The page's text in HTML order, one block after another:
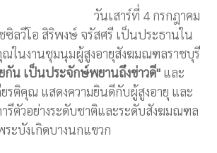
วันเสาร์ที่ 4 กรกฎาคม
ซิลวีโอ สิริพงษ์ จรัสศรี เป็นประธานใน
ในงานชุมนุมผู้สูงอายุสังฆมณฑลราชบุรี
กัน เป็นประจักษ์พยานถึงข่าวดี" และ
รติคุณ แสดงความยินดีกับผู้สูงอายุ และ
ตัวอย่างระดับชาติและระดับสังฆมณฑล
ะบังเกิดบางนกแขวก